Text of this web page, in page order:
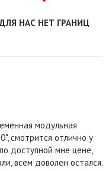
ДЛЯ НАС НЕТ ГРАНИЦ
модульная
смотрится отлично у
доступной мне цене,
всем доволен остался.